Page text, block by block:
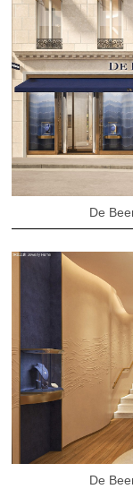
De
De